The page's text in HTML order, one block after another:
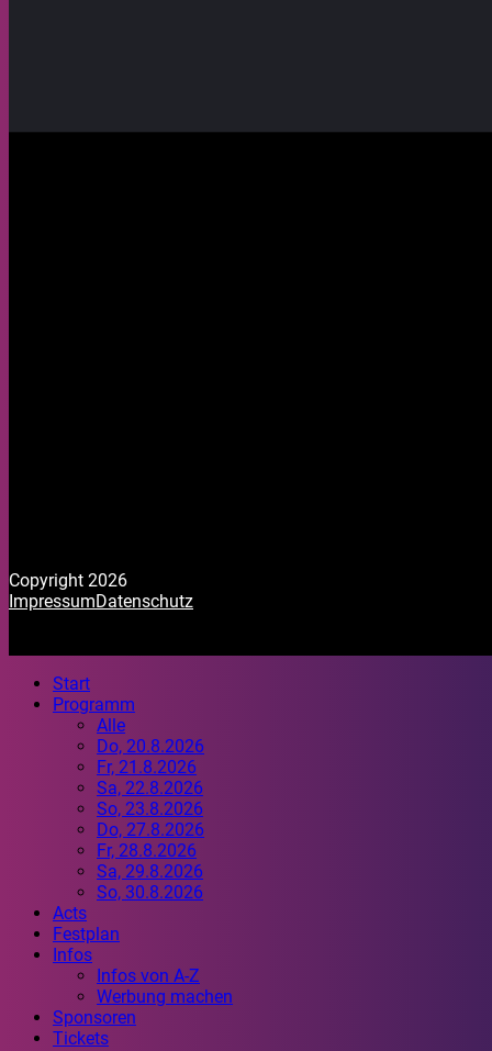
Copyright 2026
ImpressumDatenschutz
Start
Programm
Alle
Do, 20.8.2026
Fr, 21.8.2026
Sa, 22.8.2026
So, 23.8.2026
Do, 27.8.2026
Fr, 28.8.2026
Sa, 29.8.2026
So, 30.8.2026
Acts
Festplan
Infos
Infos von A-Z
Werbung machen
Sponsoren
Tickets